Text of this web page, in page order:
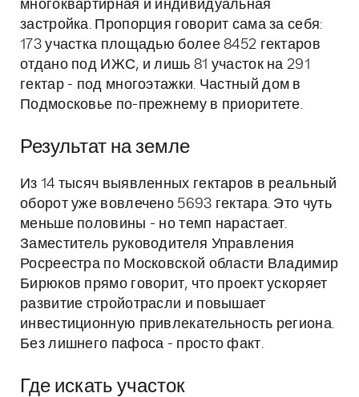
многоквартирная и индивидуальная
застройка. Пропорция говорит сама за себя:
173 участка площадью более 8452 гектаров
отдано под ИЖС, и лишь 81 участок на 291
гектар - под многоэтажки. Частный дом в
Подмосковье по-прежнему в приоритете.
Результат на земле
Из 14 тысяч выявленных гектаров в реальный
оборот уже вовлечено 5693 гектара. Это чуть
меньше половины - но темп нарастает.
Заместитель руководителя Управления
Росреестра по Московской области Владимир
Бирюков прямо говорит, что проект ускоряет
развитие стройотрасли и повышает
инвестиционную привлекательность региона.
Без лишнего пафоса - просто факт.
Где искать участок